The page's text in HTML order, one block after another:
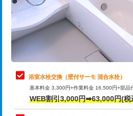
桝清掃
止水・漏水調査・防水処理・清掃・修
理・調整・分解・加工など（軽作業
止水・漏水調査・防水処理・清掃・修
理・調整・分解・加工など（中作業）
止水・漏水調査・防水処理・清掃・
理・調整・分解・加工など（重作業
浴室水栓交換（壁付サーモ 混合水栓）
基本料金 3,300円+作業料金 16,500円+部品
WEB割引3,000円➡63,000円(税